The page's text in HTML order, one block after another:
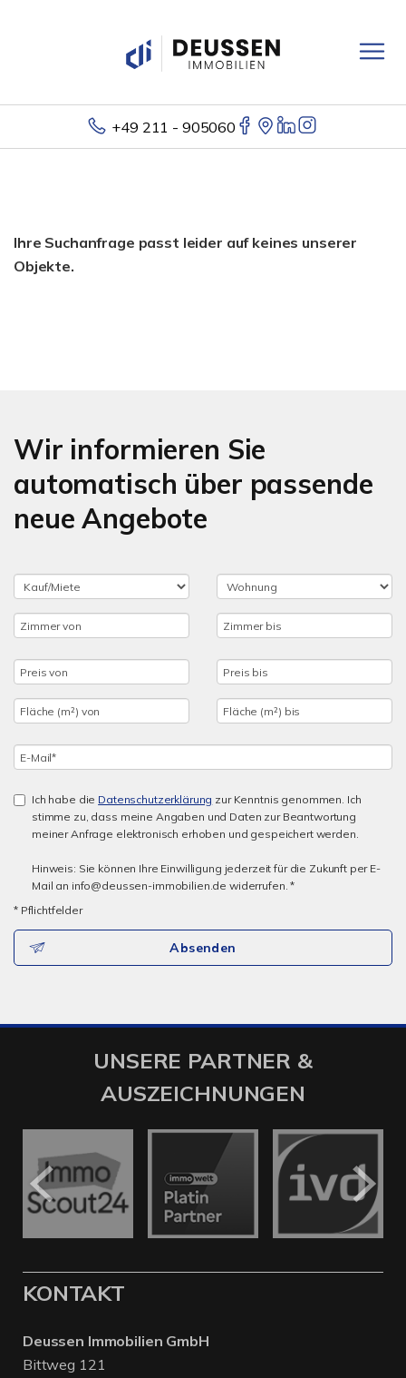
+49 211 - 905060
Ihre Suchanfrage passt leider auf keines unserer
Objekte.
Wir informieren Sie
automatisch über passende
neue Angebote
Ich habe die Datenschutzerklärung zur Kenntnis genommen. Ich
stimme zu, dass meine Angaben und Daten zur Beantwortung
meiner Anfrage elektronisch erhoben und gespeichert werden.
Hinweis: Sie können Ihre Einwilligung jederzeit für die Zukunft per E-
Mail an info@deussen-immobilien.de widerrufen. *
* Pflichtfelder
Absenden
UNSERE PARTNER &
AUSZEICHNUNGEN
KONTAKT
Deussen Immobilien GmbH
Bittweg 121